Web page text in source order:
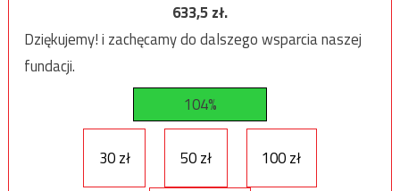
633,5zł.
Dziękujemy! i zachęcamy do dalszego wsparcia naszej
fundacji.
104%
30 zł 50 zł 100 zł